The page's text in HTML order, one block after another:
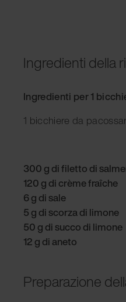
Ingredienti della
Ingredienti per 1
1 bicchiere da
300 g di filetto di
120 g di crème fraîche
6 g di sale
5 g di scorza di limone
50 g di succo di limone
12 g di aneto
Preparazione